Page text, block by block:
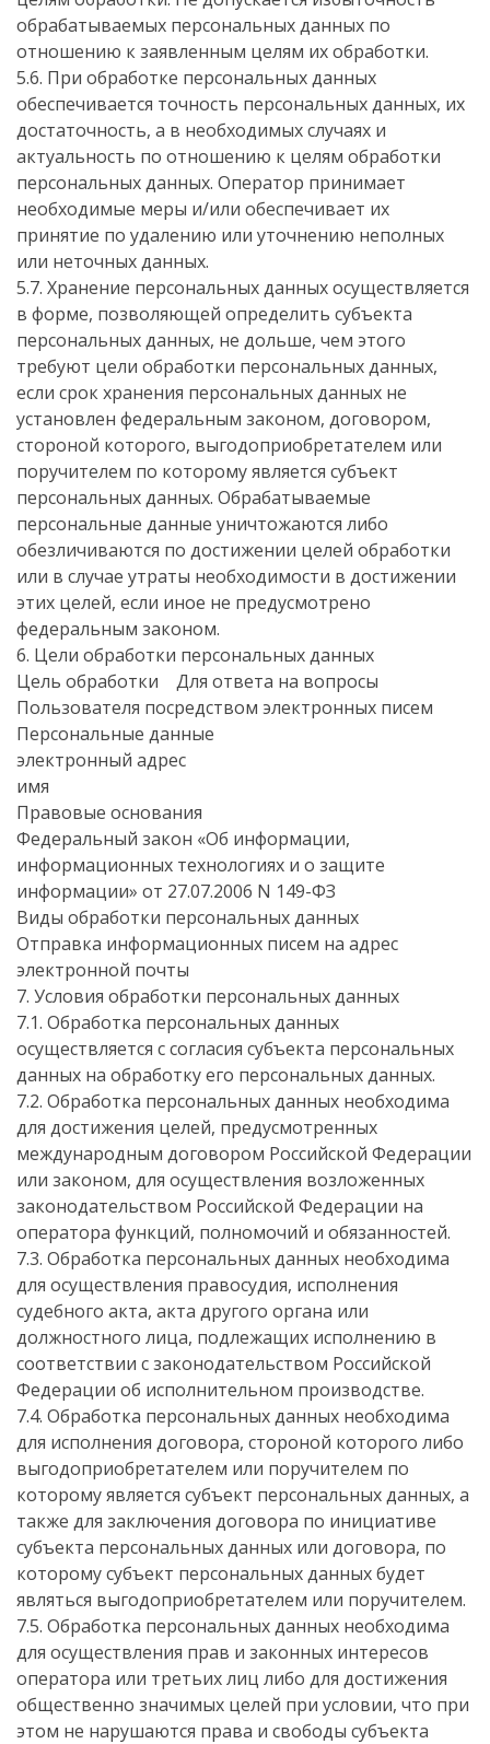
обрабатываемых персональных данных по
отношению к заявленным целям их обработки.
5.6. При обработке персональных данных
обеспечивается точность персональных данных, их
достаточность, а в необходимых случаях и
актуальность по отношению к целям обработки
персональных данных. Оператор принимает
необходимые меры и/или обеспечивает их
принятие по удалению или уточнению неполных
или неточных данных.
5.7. Хранение персональных данных осуществляется
в форме, позволяющей определить субъекта
персональных данных, не дольше, чем этого
требуют цели обработки персональных данных,
если срок хранения персональных данных не
установлен федеральным законом, договором,
стороной которого, выгодоприобретателем или
поручителем по которому является субъект
персональных данных. Обрабатываемые
персональные данные уничтожаются либо
обезличиваются по достижении целей обработки
или в случае утраты необходимости в достижении
этих целей, если иное не предусмотрено
федеральным законом.
6. Цели обработки персональных данных
Цель обработки Для ответа на вопросы
Пользователя посредством электронных писем
Персональные данные
электронный адрес
имя
Правовые основания
Федеральный закон «Об информации,
информационных технологиях и о защите
информации» от 27.07.2006 N 149-ФЗ
Виды обработки персональных данных
Отправка информационных писем на адрес
электронной почты
7. Условия обработки персональных данных
7.1. Обработка персональных данных
осуществляется с согласия субъекта персональных
данных на обработку его персональных данных.
7.2. Обработка персональных данных необходима
для достижения целей, предусмотренных
международным договором Российской Федерации
или законом, для осуществления возложенных
законодательством Российской Федерации на
оператора функций, полномочий и обязанностей.
7.3. Обработка персональных данных необходима
для осуществления правосудия, исполнения
судебного акта, акта другого органа или
должностного лица, подлежащих исполнению в
соответствии с законодательством Российской
Федерации об исполнительном производстве.
7.4. Обработка персональных данных необходима
для исполнения договора, стороной которого либо
выгодоприобретателем или поручителем по
которому является субъект персональных данных, а
также для заключения договора по инициативе
субъекта персональных данных или договора, по
которому субъект персональных данных будет
являться выгодоприобретателем или поручителем.
7.5. Обработка персональных данных необходима
для осуществления прав и законных интересов
оператора или третьих лиц либо для достижения
общественно значимых целей при условии, что при
этом не нарушаются права и свободы субъекта